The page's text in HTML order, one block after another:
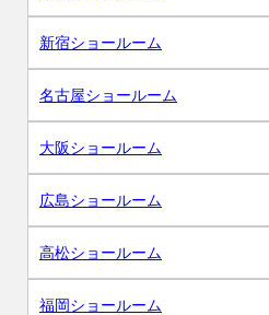
新宿ショールーム
名古屋ショールーム
大阪ショールーム
広島ショールーム
高松ショールーム
福岡ショールーム